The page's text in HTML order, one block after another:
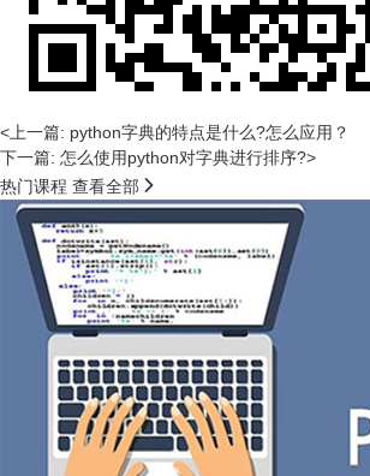
<上一篇: python字典的特点是什么?怎么应用？
下一篇: 怎么使用python对字典进行排序?>
热门课程 查看全部 